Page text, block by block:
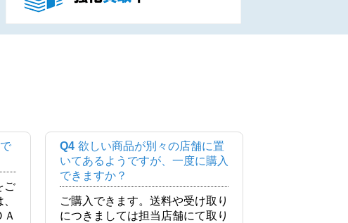
ご
Q4 欲しい商品が別々の店舗に置
いてあるようですが、一度に購入
できますか？
ご購入できます。送料や受け取り
につきましては担当店舗にて取り